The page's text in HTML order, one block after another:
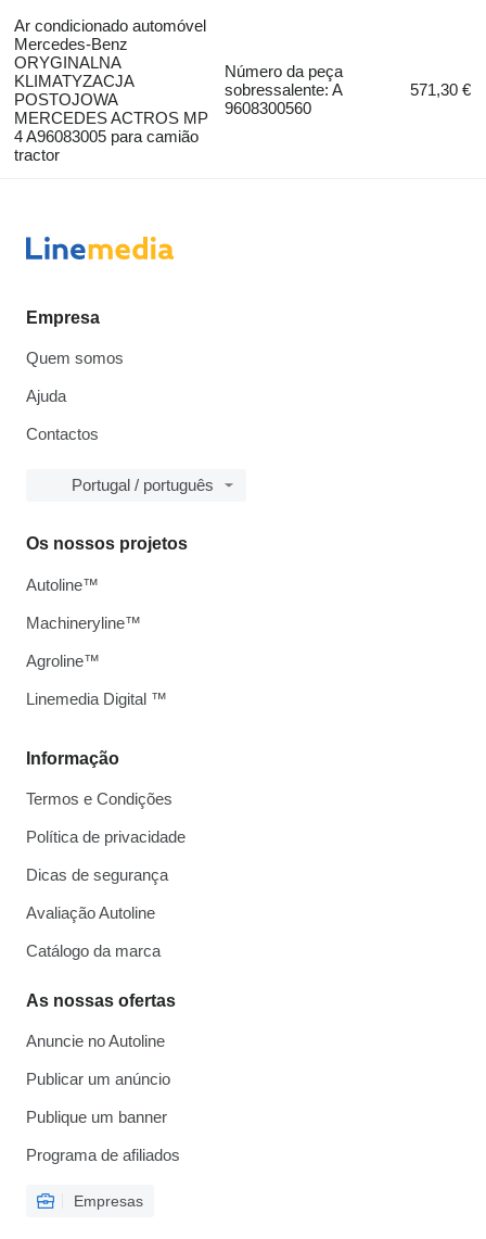
Ar condicionado automóvel
Mercedes-Benz
ORYGINALNA
KLIMATYZACJA
POSTOJOWA
MERCEDES ACTROS MP
4 A96083005 para camião
tractor
Número da peça
sobressalente: A
9608300560
571,30 €
Empresa
Quem somos
Ajuda
Contactos
Portugal / português
Informação
Termos e Condições
Política de privacidade
Dicas de segurança
Avaliação Autoline
Catálogo da marca
As nossas ofertas
Anuncie no Autoline
Publicar um anúncio
Publique um banner
Programa de afiliados
Empresas
Os nossos projetos
Autoline™
Machineryline™
Agroline™
Linemedia Digital ™